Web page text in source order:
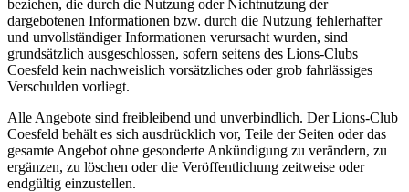
beziehen, die durch die Nutzung oder Nichtnutzung der
dargebotenen Informationen bzw. durch die Nutzung fehlerhafter
und unvollständiger Informationen verursacht wurden, sind
grundsätzlich ausgeschlossen, sofern seitens des Lions-Clubs
Coesfeld kein nachweislich vorsätzliches oder grob fahrlässiges
Verschulden vorliegt.
Alle Angebote sind freibleibend und unverbindlich. Der Lions-Club
Coesfeld behält es sich ausdrücklich vor, Teile der Seiten oder das
gesamte Angebot ohne gesonderte Ankündigung zu verändern, zu
ergänzen, zu löschen oder die Veröffentlichung zeitweise oder
endgültig einzustellen.